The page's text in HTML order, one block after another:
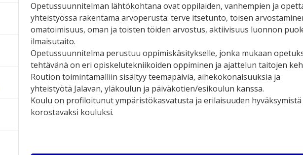
Opetussuunnitelman lähtökohtana ovat oppilaiden, vanhempien ja
yhteistyössä rakentama arvoperusta: terve itsetunto, toisen
omatoimisuus, oman ja toisten töiden arvostus, aktiivisuus luonnon
ilmaisutaito.
Opetussuunnitelma perustuu oppimiskäsitykselle, jonka mukaan
tehtävänä on eri opiskelutekniikoiden oppiminen ja ajattelun taitojen
Roution toimintamalliin sisältyy teemapäiviä, aihekokonaisuuksia ja
yhteistyötä Jalavan, yläkoulun ja päiväkotien/esikoulun kanssa.
Koulu on profiloitunut ympäristökasvatusta ja erilaisuuden hyväksymistä
korostavaksi kouluksi.